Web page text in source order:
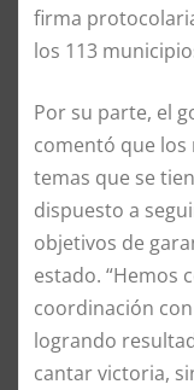
firma
los 113
Por su parte, el
comentó que los
temas que se
dispuesto a
objetivos de
estado. “Hemos
coordinación
logrando
cantar victoria,